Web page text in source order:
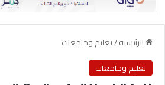
الرئيسية/تعليم وجامعات
تعليم وجامعات